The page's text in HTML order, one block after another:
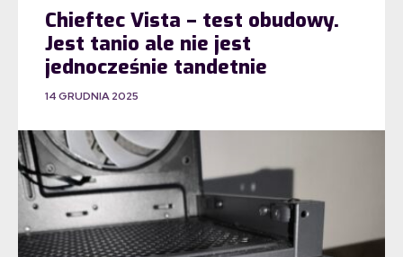
Chieftec Vista – test obudowy.
Jest tanio ale nie jest
jednocześnie tandetnie
14 GRUDNIA 2025